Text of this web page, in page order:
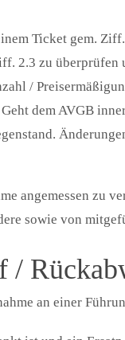
Ticket gem.
2.3 zu
/
dem AVGB
angemessen zu
sowie von
/
an einer